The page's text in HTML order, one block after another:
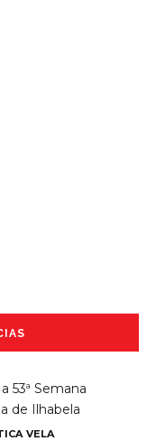
53ª Semana
de Ilhabela
VELA